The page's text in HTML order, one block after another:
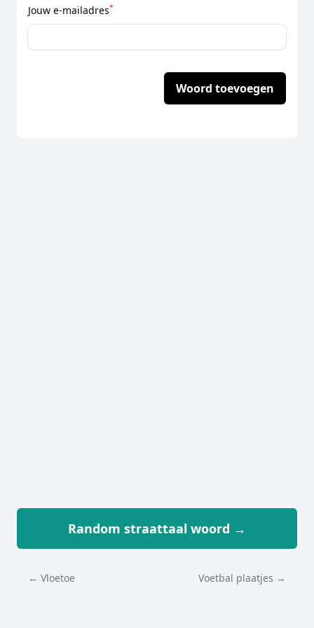
Jouw e-mailadres*
Woord toevoegen
Random straattaal woord →
← Vloetoe Voetbal plaatjes →